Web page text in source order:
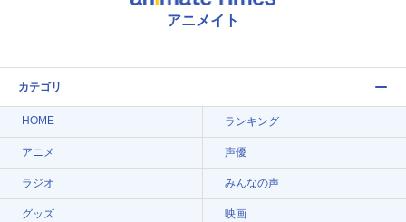
アニメイト
カテゴリ
HOME ランキング
アニメ 声優
ラジオ みんなの声
グッズ 映画